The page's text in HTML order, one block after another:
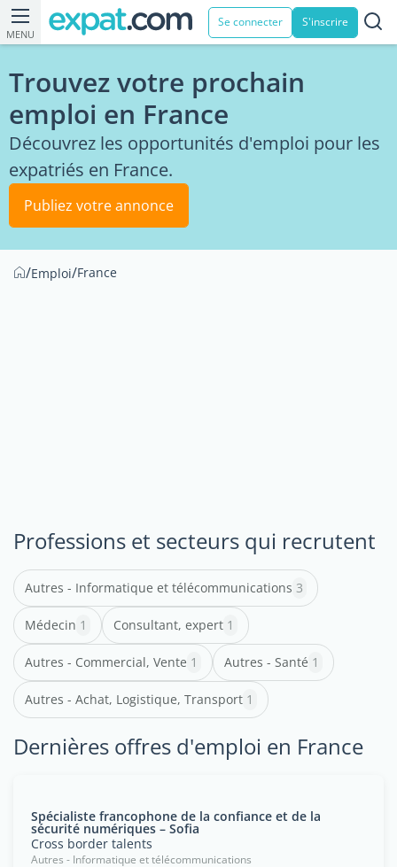
MENU
Se connecter S'inscrire
Trouvez votre prochain
emploi en France
Découvrez les opportunités d'emploi pour les
expatriés en France.
Publiez votre annonce
/Emploi/France
Professions et secteurs qui recrutent
Autres - Informatique et télécommunications 3
Médecin 1 Consultant, expert 1
Autres - Commercial, Vente 1 Autres - Santé 1
Autres - Achat, Logistique, Transport 1
Dernières offres d'emploi en France
Spécialiste francophone de la confiance et de la
sécurité numériques – Sofia
Cross border talents
Autres - Informatique et télécommunications